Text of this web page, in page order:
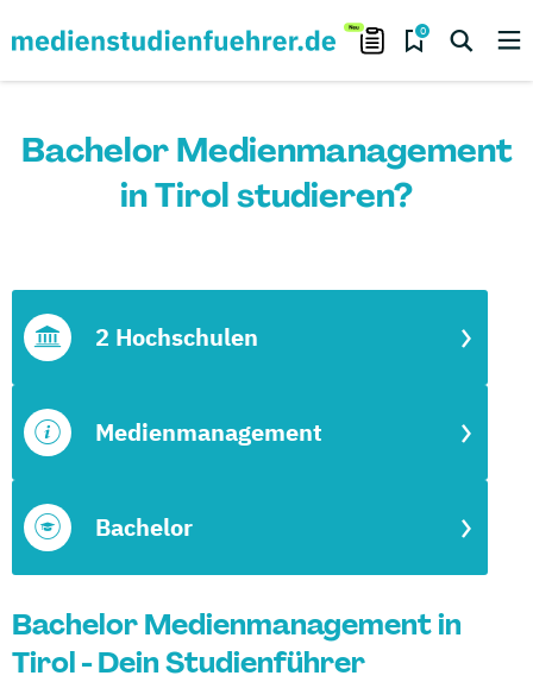
0
Bachelor Medienmanagement
in Tirol studieren?
Bachelor
Medienmanagement
2 Hochschulen
Bachelor Medienmanagement in
Tirol - Dein Studienführer